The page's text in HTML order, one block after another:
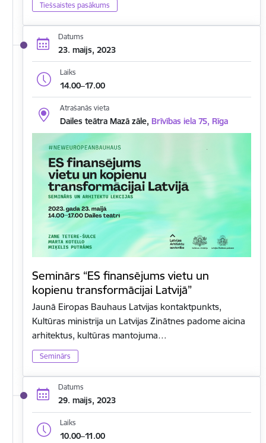
Tiešsaistes pasākums
Datums
23. maijs, 2023
Laiks
14.00–17.00
Atrašanās vieta
Dailes teātra Mazā zāle, Brīvības iela 75, Rīga
Seminārs “ES finansējums vietu un
kopienu transformācijai Latvijā”
Jaunā Eiropas Bauhaus Latvijas kontaktpunkts,
Kultūras ministrija un Latvijas Zinātnes padome aicina
arhitektus, kultūras mantojuma…
Seminārs
Datums
29. maijs, 2023
Laiks
10.00–11.00